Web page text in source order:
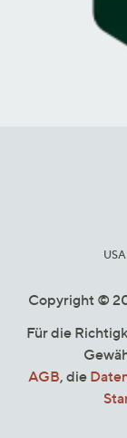
USA
Copyright ©
Für die
AGB, die